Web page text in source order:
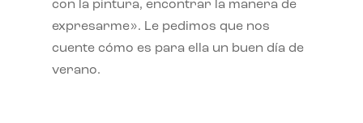
con la pintura, encontrar la manera de
expresarme». Le pedimos que nos
cuente cómo es para ella un buen día de
verano.